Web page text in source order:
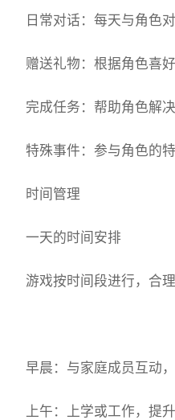
日常对话：每天与角色
赠送礼物：根据角色喜
完成任务：帮助角色解
特殊事件：参与角色的
时间管理
一天的时间安排
游戏按时间段进行，合
早晨：与家庭成员互动
上午：上学或工作，提